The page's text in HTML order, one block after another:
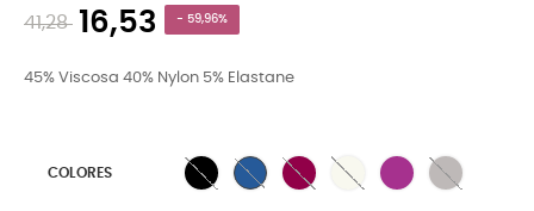
41,28 16,53 - 59,96%
45% Viscosa 40% Nylon 5% Elastane
COLORES 8 NEGRO11 TINTA15 MAGENTA0 NATURAL
FUCSIA1 HIELO